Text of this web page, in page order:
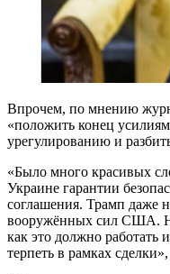
Впрочем, по мнению
«положить конец
урегулированию и
«Было много красивых
Украине гарантии
соглашения. Трамп даже
вооружённых сил США.
как это должно работать
терпеть в рамках